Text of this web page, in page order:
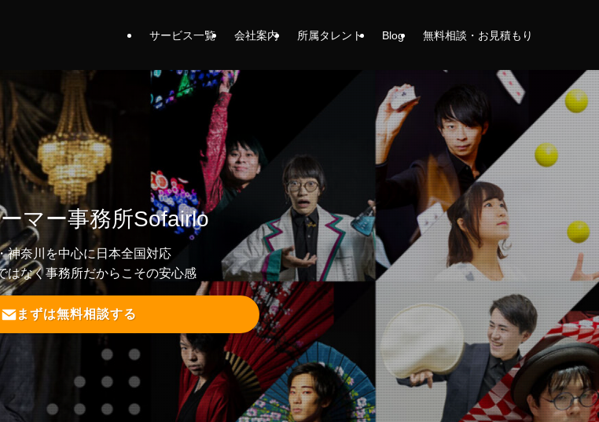
サービス一覧 会社案内 所属タレント Blog 無料相談・お見積もり
マー事務所Sofairlo
神奈川を中心に日本全国対応
はなく事務所だからこその安心感
まずは無料相談する